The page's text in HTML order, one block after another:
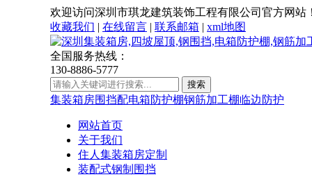
欢迎访问深圳市琪龙建筑装饰工程有限公司官方网站
收藏我们 | 在线留言 | 联系邮箱 | xml地图
全国服务热线：
130-8886-5777
集装箱房围挡配电箱防护棚钢筋加工棚临边防护
网站首页
关于我们
住人集装箱房定制
装配式钢制围挡